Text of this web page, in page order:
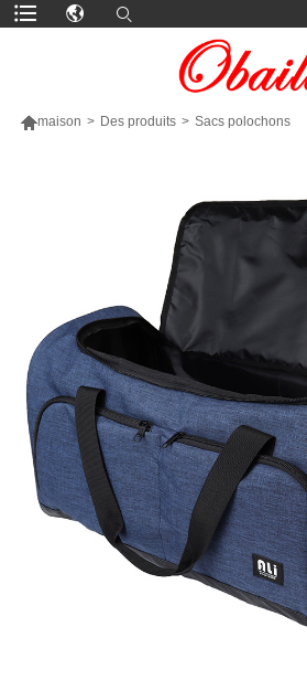
maison > Des produits > Sacs polochons